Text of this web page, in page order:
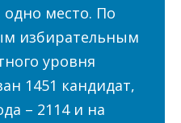
одно место. По
избирательным
уровня
1451 кандидат,
– 2114 и на